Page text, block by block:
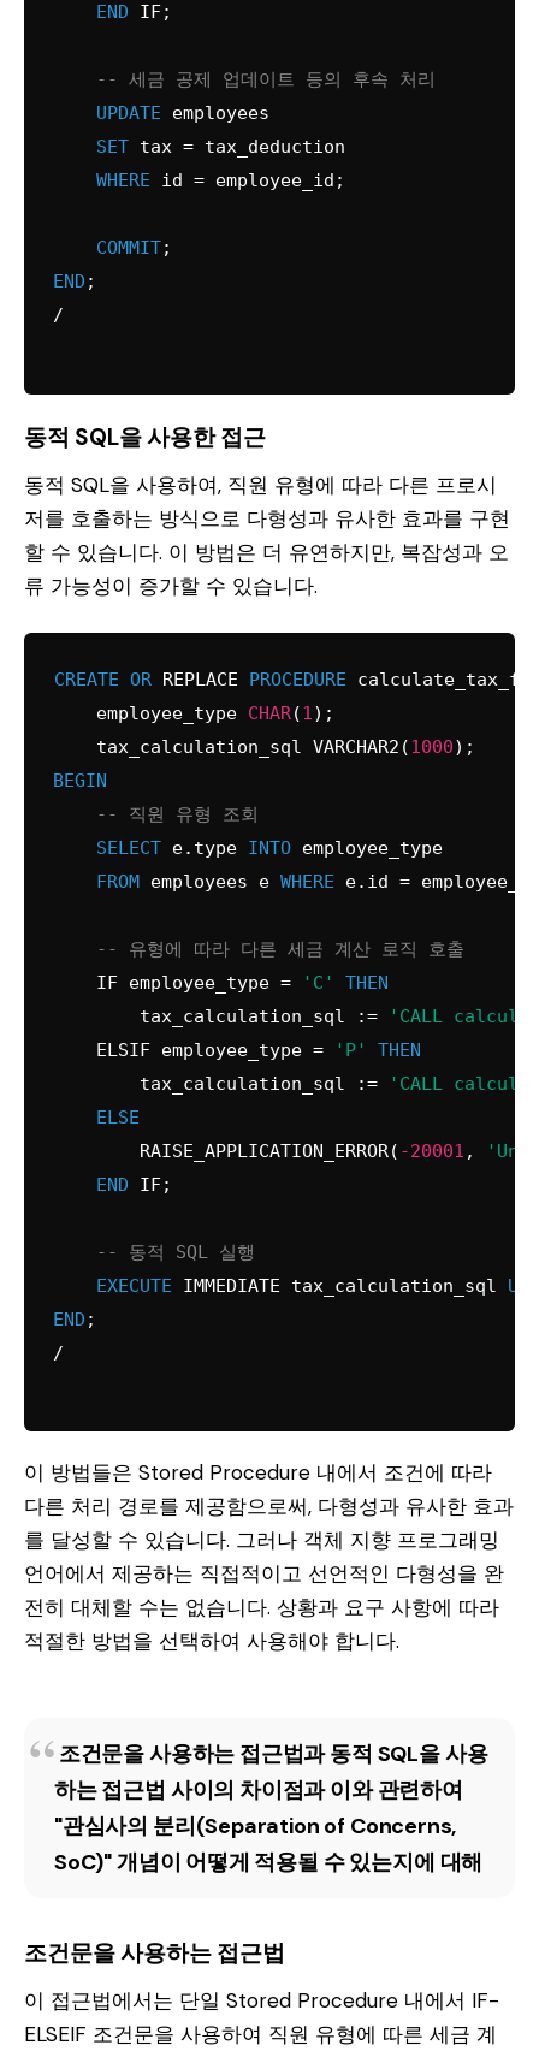
END IF;
-- 세금 공제 업데이트 등의 후속 처리
UPDATE employees
SET tax = tax_deduction
WHERE id = employee_id;
COMMIT
END
/
동적 SQL을 사용한 접근
동적 SQL을 사용하여, 직원 유형에 따라 다른 프로시
저를 호출하는 방식으로 다형성과 유사한 효과를 구현
할 수 있습니다. 이 방법은 더 유연하지만, 복잡성과 오
류 가능성이 증가할 수 있습니다.
CREATE OR REPLACE PROCEDURE
    employee_type
CHAR(1);
    tax_calculation_sql VARCHAR2(
1000
BEGIN
-- 직원 유형 조회
SELECT e.type INTO employee_type
FROM employees e WHERE e.id =
-- 유형에 따라 다른 세금 계산 로직 호출
    IF employee_type
= 'C'
THEN
        tax_calculation_sql :
=
'CALL
    ELSIF employee_type
= 'P'
THEN
        tax_calculation_sql :
=
'CALL
ELSE
        RAISE_APPLICATION_ERROR(
-20001 ,
END IF;
-- 동적 SQL 실행
EXECUTE IMMEDIATE tax_calculation_sql
END
/
이 방법들은 Stored Procedure 내에서 조건에 따라
다른 처리 경로를 제공함으로써, 다형성과 유사한 효과
를 달성할 수 있습니다. 그러나 객체 지향 프로그래밍
언어에서 제공하는 직접적이고 선언적인 다형성을 완
전히 대체할 수는 없습니다. 상황과 요구 사항에 따라
적절한 방법을 선택하여 사용해야 합니다.
조건문을 사용하는 접근법과 동적 SQL을 사용
하는 접근법 사이의 차이점과 이와 관련하여
"관심사의 분리(Separation of Concerns,
SoC)" 개념이 어떻게 적용될 수 있는지에 대해
조건문을 사용하는 접근법
이 접근법에서는 단일 Stored Procedure 내에서 IF-
ELSEIF 조건문을 사용하여 직원 유형에 따른 세금 계